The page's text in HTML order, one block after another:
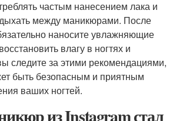
частым нанесением лака и
между маникюрами. После
наносите увлажняющие
влагу в ногтях и
следите за этими рекомендациями,
быть безопасным и приятным
ваших ногтей.
из Instagram стал